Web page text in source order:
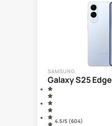
SAMSUNG
Galaxy S25 Edge
4.5/5 (604)